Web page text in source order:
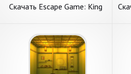
Скачать Escape Game: King
на Андроид